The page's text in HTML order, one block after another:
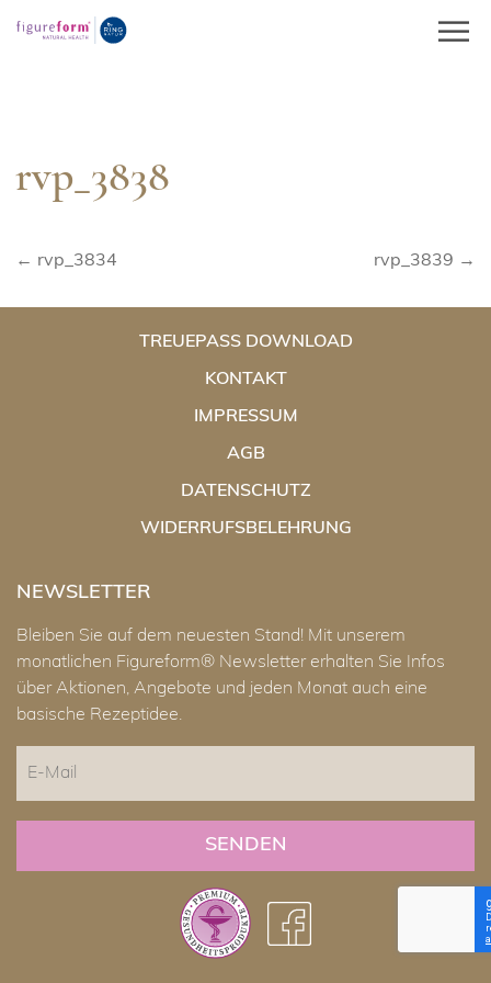
zum
rvp_3838
Beitragsnavigation
← rvp_3834 rvp_3839 →
TREUEPASS DOWNLOAD
KONTAKT
IMPRESSUM
AGB
DATENSCHUTZ
WIDERRUFSBELEHRUNG
NEWSLETTER
Bleiben Sie auf dem neuesten Stand! Mit unserem
monatlichen Figureform® Newsletter erhalten Sie Infos
über Aktionen, Angebote und jeden Monat auch eine
basische Rezeptidee.
Mail
CAPTCHA